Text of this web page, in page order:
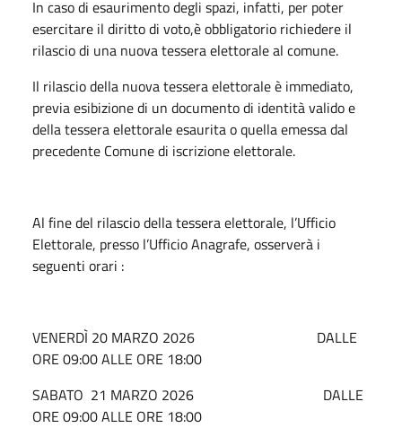
In caso di esaurimento degli spazi, infatti, per poter
esercitare il diritto di voto,è obbligatorio richiedere il
rilascio di una nuova tessera elettorale al comune.
Il rilascio della nuova tessera elettorale è immediato,
previa esibizione di un documento di identità valido e
della tessera elettorale esaurita o quella emessa dal
precedente Comune di iscrizione elettorale.
Al fine del rilascio della tessera elettorale, l’Ufficio
Elettorale, presso l’Ufficio Anagrafe, osserverà i
seguenti orari :
VENERDÌ 20 MARZO 2026 DALLE
ORE 09:00 ALLE ORE 18:00
SABATO 21 MARZO 2026 DALLE
ORE 09:00 ALLE ORE 18:00